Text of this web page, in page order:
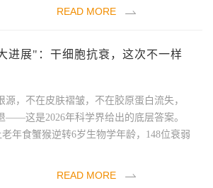
READ MORE
进展"：干细胞抗衰，这次不一样
源，不在皮肤褶皱，不在胶原蛋白流失，
——这是2026年科学界给出的底层答案。
年食蟹猴逆转6岁生物学年龄，148位衰弱
READ MORE